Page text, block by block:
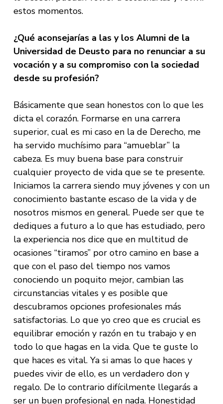
estos momentos.
¿Qué aconsejarías a las y los Alumni de la
Universidad de Deusto para no renunciar a su
vocación y a su compromiso con la sociedad
desde su profesión?
Básicamente que sean honestos con lo que les
dicta el corazón. Formarse en una carrera
superior, cual es mi caso en la de Derecho, me
ha servido muchísimo para “amueblar” la
cabeza. Es muy buena base para construir
cualquier proyecto de vida que se te presente.
Iniciamos la carrera siendo muy jóvenes y con un
conocimiento bastante escaso de la vida y de
nosotros mismos en general. Puede ser que te
dediques a futuro a lo que has estudiado, pero
la experiencia nos dice que en multitud de
ocasiones “tiramos” por otro camino en base a
que con el paso del tiempo nos vamos
conociendo un poquito mejor, cambian las
circunstancias vitales y es posible que
descubramos opciones profesionales más
satisfactorias. Lo que yo creo que es crucial es
equilibrar emoción y razón en tu trabajo y en
todo lo que hagas en la vida. Que te guste lo
que haces es vital. Ya si amas lo que haces y
puedes vivir de ello, es un verdadero don y
regalo. De lo contrario difícilmente llegarás a
ser un buen profesional en nada. Honestidad